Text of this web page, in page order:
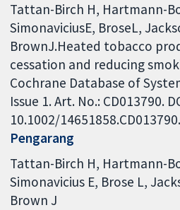
Tattan-Birch H, Hartmann-
SimonaviciusE, BroseL,
BrownJ.Heated tobacco
cessation and reducing
Cochrane Database of
Issue 1. Art. No.: CD013790.
10.1002/
Pengarang
Tattan-Birch H Hartmann-
Simonavicius E Brose L
Brown J